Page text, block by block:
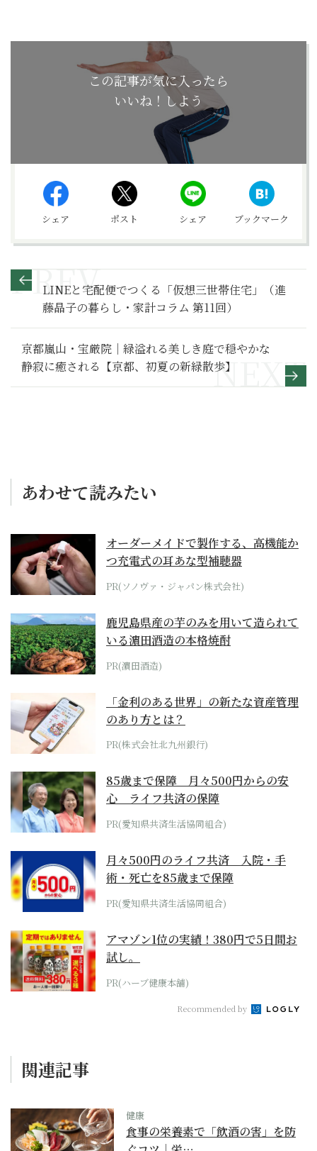
この記事が気に入ったら
いいね！しよう
シェア ポスト シェア ブックマーク
LINEと宅配便でつくる「仮想三世帯住宅」（進
藤晶子の暮らし・家計コラム 第11回）
京都嵐山・宝厳院｜緑溢れる美しき庭で穏やかな
静寂に癒される【京都、初夏の新緑散歩】
あわせて読みたい
オーダーメイドで製作する、高機能か
つ充電式の耳あな型補聴器
PR(ソノヴァ・ジャパン株式会社)
鹿児島県産の芋のみを用いて造られて
いる濵田酒造の本格焼酎
PR(濵田酒造)
「金利のある世界」の新たな資産管理
のあり方とは？
PR(株式会社北九州銀行)
85歳まで保障 月々500円からの安
心 ライフ共済の保障
PR(愛知県共済生活協同組合)
月々500円のライフ共済 入院・手
術・死亡を85歳まで保障
PR(愛知県共済生活協同組合)
アマゾン1位の実績！380円で5日間お
試し。
PR(ハーブ健康本舗)
Recommended by
関連記事
健康
食事の栄養素で「飲酒の害」を防